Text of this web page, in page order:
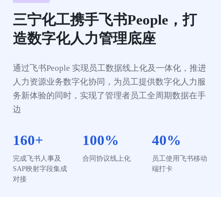
三宁化工携手飞书People，打
造数字化人力管理底座
通过飞书People 实现员工数据线上化及一体化，推进
人力资源业务数字化协同，为员工提供数字化人力服
务新体验的同时，实现了管理者员工全周期数据在手
边
160+
完成飞书人事及
SAP映射字段集成
对接
100%
合同协议线上化
40%
员工使用飞书移动
端打卡